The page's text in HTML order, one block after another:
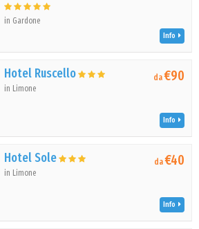
in Gardone
Info
Hotel Ruscello
in Limone
da€90
Info
Hotel Sole
in Limone
da€40
Info